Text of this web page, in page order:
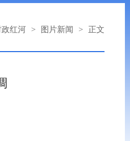
政红河 > 图片新闻 > 正文